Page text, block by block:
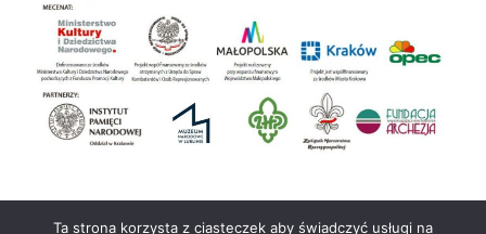
Ta strona korzysta z ciasteczek aby świadczyć usługi na